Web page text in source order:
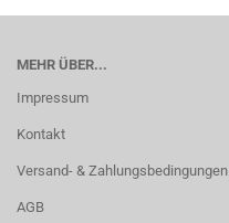
MEHR ÜBER...
Impressum
Kontakt
Versand- & Zahlungsbedingungen
AGB